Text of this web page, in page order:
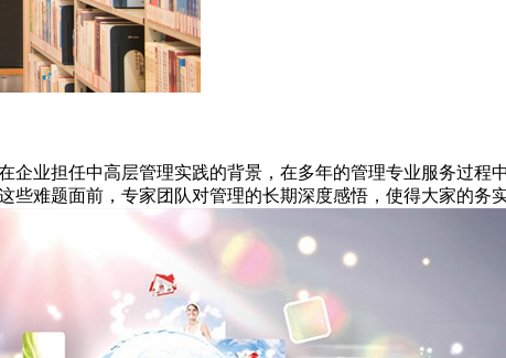
企业担任中高层管理实践的背景，在多年的管理专业服务过
些难题面前，专家团队对管理的长期深度感悟，使得大家的务